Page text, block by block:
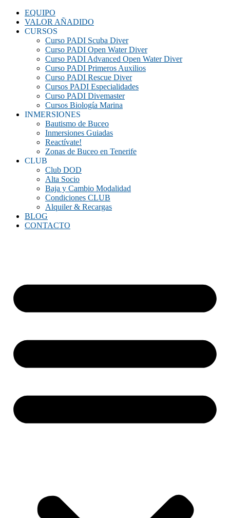
EQUIPO
VALOR AÑADIDO
CURSOS
Curso PADI Scuba Diver
Curso PADI Open Water Diver
Curso PADI Advanced Open Water Diver
Curso PADI Primeros Auxilios
Curso PADI Rescue Diver
Cursos PADI Especialidades
Curso PADI Divemaster
Cursos Biología Marina
INMERSIONES
Bautismo de Buceo
Inmersiones Guiadas
Reactívate!
Zonas de Buceo en Tenerife
CLUB
Club DOD
Alta Socio
Baja y Cambio Modalidad
Condiciones CLUB
Alquiler & Recargas
BLOG
CONTACTO